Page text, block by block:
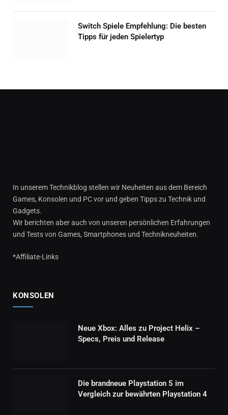
Switch Spiele Empfehlung: Die besten
Tipps für jeden Spielertyp
In unserem Technikblog stellen wir Neuheiten aus dem Bereich
Games, Konsolen und PC vor und geben Tipps zu Technik und
Gadgets.
Wir berichten aber auch von unseren persönlichen Erfahrungen
und Tests von Games, Smartphones und Technikneuheiten.
*Affiliate-Links
KONSOLEN
Neue Xbox: Alles zu Project Helix –
Specs, Preis und Release
Die brandneue Playstation 5 im
Vergleich zur bewährten Playstation 4